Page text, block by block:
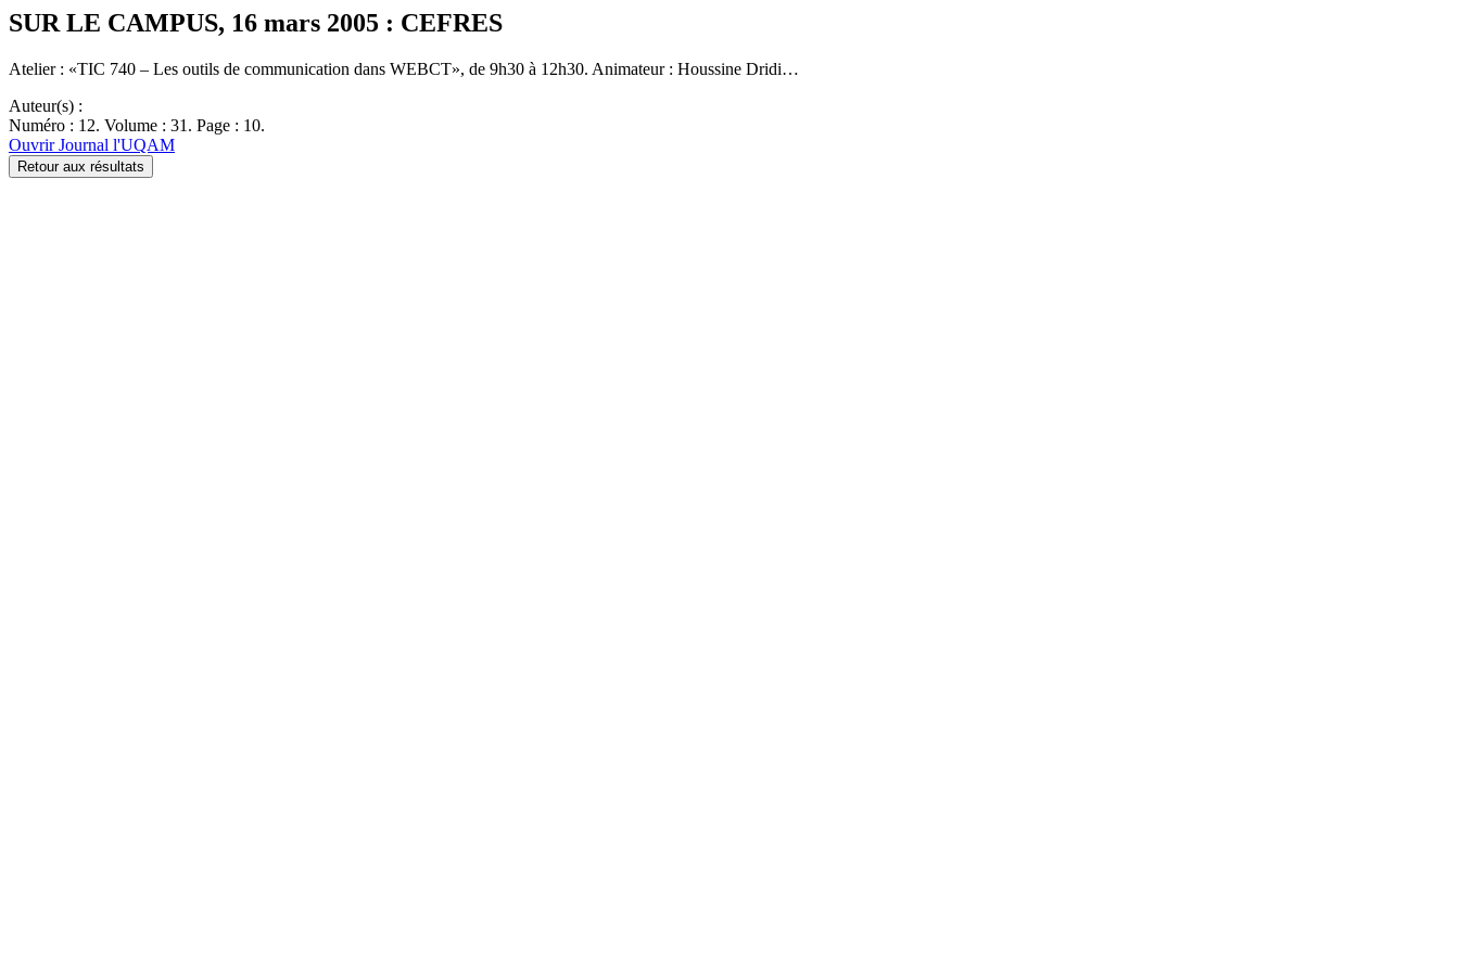
SUR LE CAMPUS, 16 mars 2005 : CEFRES
Atelier : «TIC 740 – Les outils de communication dans WEBCT», de 9h30 à 12h30. Animateur : Houssine Dridi…
Auteur(s) :
Numéro : 12. Volume : 31. Page : 10.
Ouvrir Journal l'UQAM
Retour aux résultats